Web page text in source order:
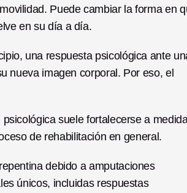
Puede cambiar la forma en
en su día a día.
una respuesta psicológica ante
nueva imagen corporal. Por eso, el
suele fortalecerse a
de rehabilitación en general.
debido a amputaciones
únicos, incluidas respuestas